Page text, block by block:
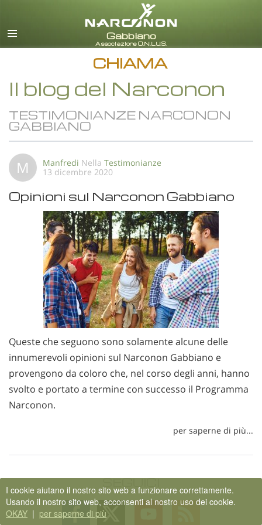
italiano
CHIAMA
Il blog del Narconon
TESTIMONIANZE NARCONON
GABBIANO
M Manfredi Nella Testimonianze
13 dicembre 2020
Opinioni sul Narconon Gabbiano
Queste che seguono sono solamente alcune delle
innumerevoli opinioni sul Narconon Gabbiano e
provengono da coloro che, nel corso degli anni, hanno
svolto e portato a termine con successo il Programma
Narconon.
per saperne di più...
SEGUICI
Follow
Follow
Follow
Follow
I cookie aiutano il nostro sito web a funzionare correttamente.
Usando il nostro sito web, acconsenti al nostro uso dei cookie.
OKAY | per saperne di più